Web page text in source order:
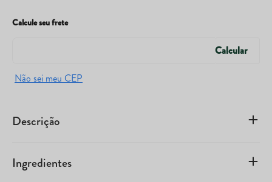
Calcule seu frete
Descrição
Ingredientes